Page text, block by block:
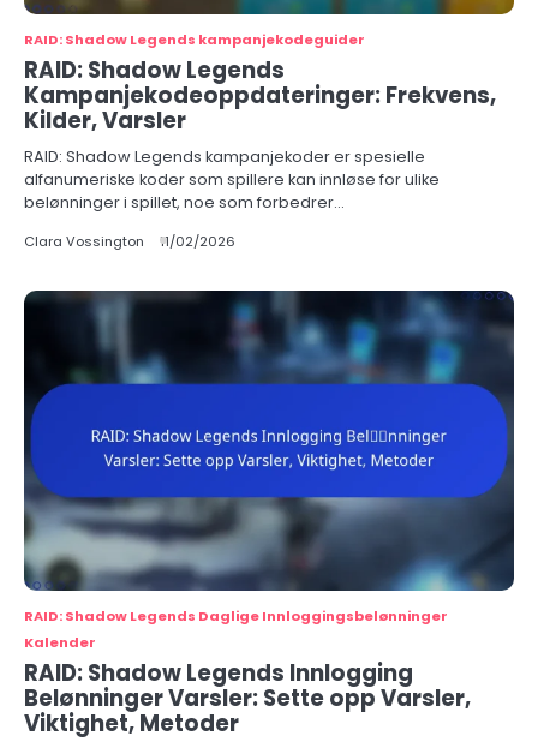
RAID: Shadow Legends kampanjekodeguider
RAID: Shadow Legends
Kampanjekodeoppdateringer: Frekvens,
Kilder, Varsler
RAID: Shadow Legends kampanjekoder er spesielle
alfanumeriske koder som spillere kan innløse for ulike
belønninger i spillet, noe som forbedrer…
Clara Vossington 11/02/2026
RAID: Shadow Legends Daglige Innloggingsbelønninger
Kalender
RAID: Shadow Legends Innlogging
Belønninger Varsler: Sette opp Varsler,
Viktighet, Metoder